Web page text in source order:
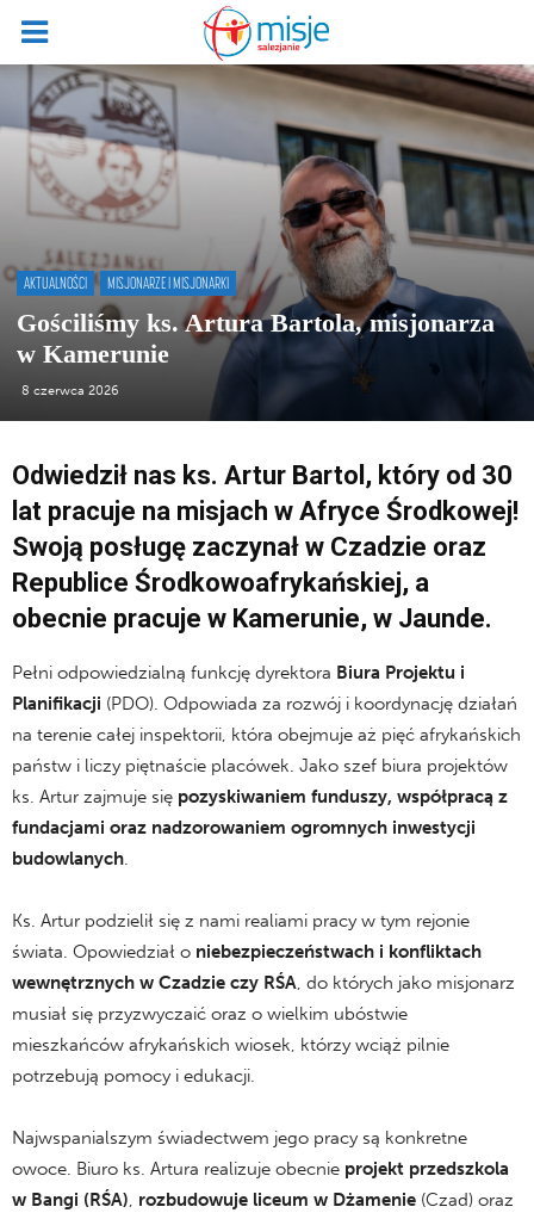
AKTUALNOŚCI MISJONARZE I MISJONARKI
Gościliśmy ks. Artura Bartola, misjonarza
w Kamerunie
8 czerwca 2026
Odwiedził nas ks. Artur Bartol, który od 30
lat pracuje na misjach w Afryce Środkowej!
Swoją posługę zaczynał w Czadzie oraz
Republice Środkowoafrykańskiej, a
obecnie pracuje w Kamerunie, w Jaunde.
Pełni odpowiedzialną funkcję dyrektora Biura Projektu i
Planifikacji (PDO). Odpowiada za rozwój i koordynację działań
na terenie całej inspektorii, która obejmuje aż pięć afrykańskich
państw i liczy piętnaście placówek. Jako szef biura projektów
ks. Artur zajmuje się pozyskiwaniem funduszy, współpracą z
fundacjami oraz nadzorowaniem ogromnych inwestycji
budowlanych.
Ks. Artur podzielił się z nami realiami pracy w tym rejonie
świata. Opowiedział o niebezpieczeństwach i konfliktach
wewnętrznych w Czadzie czy RŚA, do których jako misjonarz
musiał się przyzwyczaić oraz o wielkim ubóstwie
mieszkańców afrykańskich wiosek, którzy wciąż pilnie
potrzebują pomocy i edukacji.
Najwspanialszym świadectwem jego pracy są konkretne
owoce. Biuro ks. Artura realizuje obecnie projekt przedszkola
w Bangi (RŚA), rozbudowuje liceum w Dżamenie (Czad) oraz